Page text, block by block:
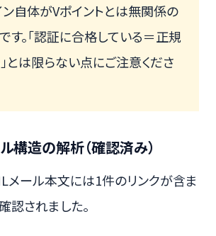
ン自体がVポイントとは無関係の
す。「認証に合格している＝正規
とは限らない点にご注意くださ
構造の解析（確認済み）
メール本文には1件のリンクが含ま
認されました。